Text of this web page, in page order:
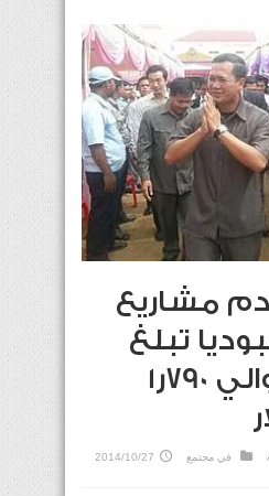
مشاريع
تبلغ
قيمتها حوالي 790ر1
في مجتمع
2014/10/27